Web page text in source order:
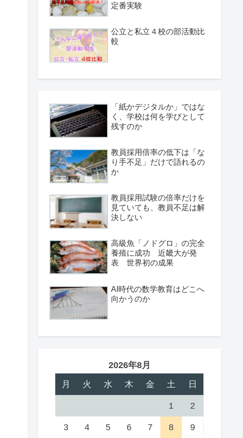
定番実験
公立と私立４校の部活動比
較
「紙かデジタルか」ではな
く、学校は何を学びとして
残すのか
教員採用倍率の低下は「な
り手不足」だけで語れるの
か
教員採用試験の倍率だけを
見ていても、教員不足は解
決しない
高級魚「ノドグロ」の完全
養殖に成功 近畿大が発
表 世界初の成果
AI時代の数学教育はどこへ
向かうのか
2026年8月
月
火 水 木 金 土 日
1 2
3 4 5 6 7 8 9